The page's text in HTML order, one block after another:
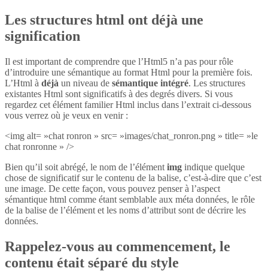
Les structures html ont déjà une
signification
Il est important de comprendre que l’Html5 n’a pas pour rôle
d’introduire une sémantique au format Html pour la première fois.
L’Html à déjà un niveau de sémantique intégré. Les structures
existantes Html sont significatifs à des degrés divers. Si vous
regardez cet élément familier Html inclus dans l’extrait ci-dessous
vous verrez où je veux en venir :
<img alt= »chat ronron » src= »images/chat_ronron.png » title= »le
chat ronronne » />
Bien qu’il soit abrégé, le nom de l’élément img indique quelque
chose de significatif sur le contenu de la balise, c’est-à-dire que c’est
une image. De cette façon, vous pouvez penser à l’aspect
sémantique html comme étant semblable aux méta données, le rôle
de la balise de l’élément et les noms d’attribut sont de décrire les
données.
Rappelez-vous au commencement, le
contenu était séparé du style